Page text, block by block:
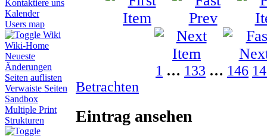
Kontaktiere uns
Kalender
Users map
Wiki
Wiki-Home
Neueste
Änderungen
Seiten auflisten
Verwaiste Seiten
Sandbox
Multiple Print
Strukturen
1 … 133 … 146
Betrachten
Eintrag ansehen